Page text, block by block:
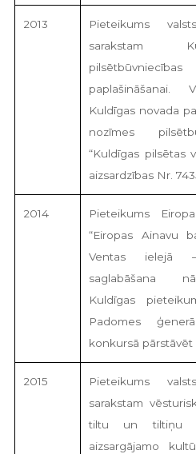
2013
Pieteikums
sarakstam
paplašināšanai.
Kuldīgas novada
nozīmes
“Kuldīgas pilsētas
aizsardzības Nr.
2014
Pieteikums
“Eiropas Ainavu
Ventas ielejā
saglabāšana
Kuldīgas
Padomes
konkursā pārstāvēt
2015
Pieteikums
sarakstam
tiltu un tiltiņu
aizsargājamo